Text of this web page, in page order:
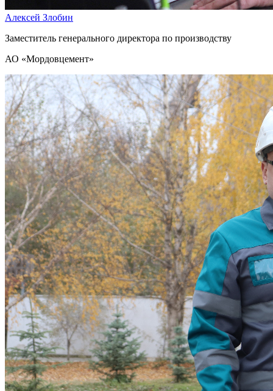
Алексей Злобин
Заместитель генерального директора по производству
АО «Мордовцемент»